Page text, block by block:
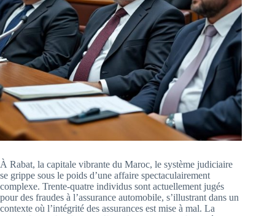
À Rabat, la capitale vibrante du Maroc, le système judiciaire
se grippe sous le poids d’une affaire spectaculairement
complexe. Trente-quatre individus sont actuellement jugés
pour des fraudes à l’assurance automobile, s’illustrant dans un
contexte où l’intégrité des assurances est mise à mal. La